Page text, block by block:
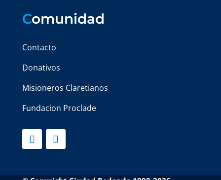
Comunidad
Contacto
Donativos
Misioneros Claretianos
Fundacion Proclade